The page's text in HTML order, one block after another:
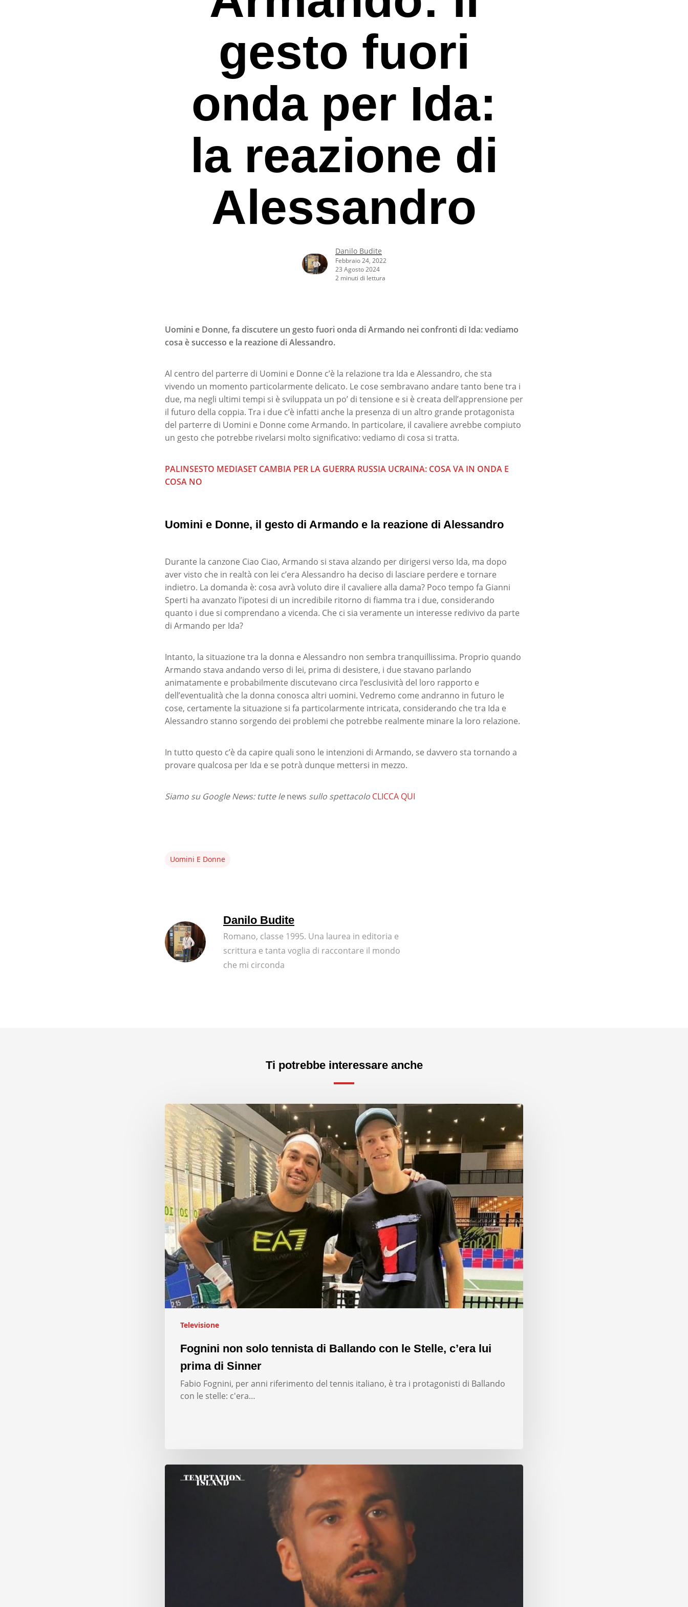
Premi invio per cercare o ESC per uscire
gesto fuori
onda per Ida:
la reazione di
Alessandro
Danilo Budite
Febbraio 24, 2022
23 Agosto 2024
2 minuti di lettura
Uomini e Donne, fa discutere un gesto fuori onda di Armando nei confronti di Ida: vediamo
cosa è successo e la reazione di Alessandro.
Al centro del parterre di Uomini e Donne c’è la relazione tra Ida e Alessandro, che sta
vivendo un momento particolarmente delicato. Le cose sembravano andare tanto bene tra i
due, ma negli ultimi tempi si è sviluppata un po’ di tensione e si è creata dell’apprensione per
il futuro della coppia. Tra i due c’è infatti anche la presenza di un altro grande protagonista
del parterre di Uomini e Donne come Armando. In particolare, il cavaliere avrebbe compiuto
un gesto che potrebbe rivelarsi molto significativo: vediamo di cosa si tratta.
PALINSESTO MEDIASET CAMBIA PER LA GUERRA RUSSIA UCRAINA: COSA VA IN ONDA E
COSA NO
Uomini e Donne, il gesto di Armando e la reazione di Alessandro
Durante la canzone Ciao Ciao, Armando si stava alzando per dirigersi verso Ida, ma dopo
aver visto che in realtà con lei c’era Alessandro ha deciso di lasciare perdere e tornare
indietro. La domanda è: cosa avrà voluto dire il cavaliere alla dama? Poco tempo fa Gianni
Sperti ha avanzato l’ipotesi di un incredibile ritorno di fiamma tra i due, considerando
quanto i due si comprendano a vicenda. Che ci sia veramente un interesse redivivo da parte
di Armando per Ida?
Intanto, la situazione tra la donna e Alessandro non sembra tranquillissima. Proprio quando
Armando stava andando verso di lei, prima di desistere, i due stavano parlando
animatamente e probabilmente discutevano circa l’esclusività del loro rapporto e
dell’eventualità che la donna conosca altri uomini. Vedremo come andranno in futuro le
cose, certamente la situazione si fa particolarmente intricata, considerando che tra Ida e
Alessandro stanno sorgendo dei problemi che potrebbe realmente minare la loro relazione.
In tutto questo c’è da capire quali sono le intenzioni di Armando, se davvero sta tornando a
provare qualcosa per Ida e se potrà dunque mettersi in mezzo.
Siamo su Google News: tutte lenews sullo spettacolo CLICCA QUI
Uomini E Donne
Danilo Budite
Romano, classe 1995. Una laurea in editoria e
scrittura e tanta voglia di raccontare il mondo
che mi circonda
Ti potrebbe interessare anche
Televisione
Fognini non solo tennista di Ballando con le Stelle, c’era lui
prima di Sinner
Fabio Fognini, per anni riferimento del tennis italiano, è tra i protagonisti di Ballando
con le stelle: c'era…